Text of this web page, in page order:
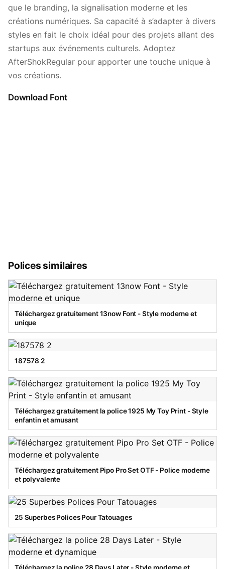
que le branding, la signalisation moderne et les
créations numériques. Sa capacité à s’adapter à divers
styles en fait le choix idéal pour des projets allant des
startups aux événements culturels. Adoptez
AfterShokRegular pour apporter une touche unique à
vos créations.
Download Font
Polices similaires
Téléchargez gratuitement 13now Font - Style moderne et
unique
187578 2
Téléchargez gratuitement la police 1925 My Toy Print - Style
enfantin et amusant
Téléchargez gratuitement Pipo Pro Set OTF - Police moderne
et polyvalente
25 Superbes Polices Pour Tatouages